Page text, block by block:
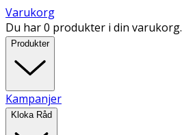
Varukorg
Du har 0 produkter i din varukorg.
Produkter
Kampanjer
Kloka Råd